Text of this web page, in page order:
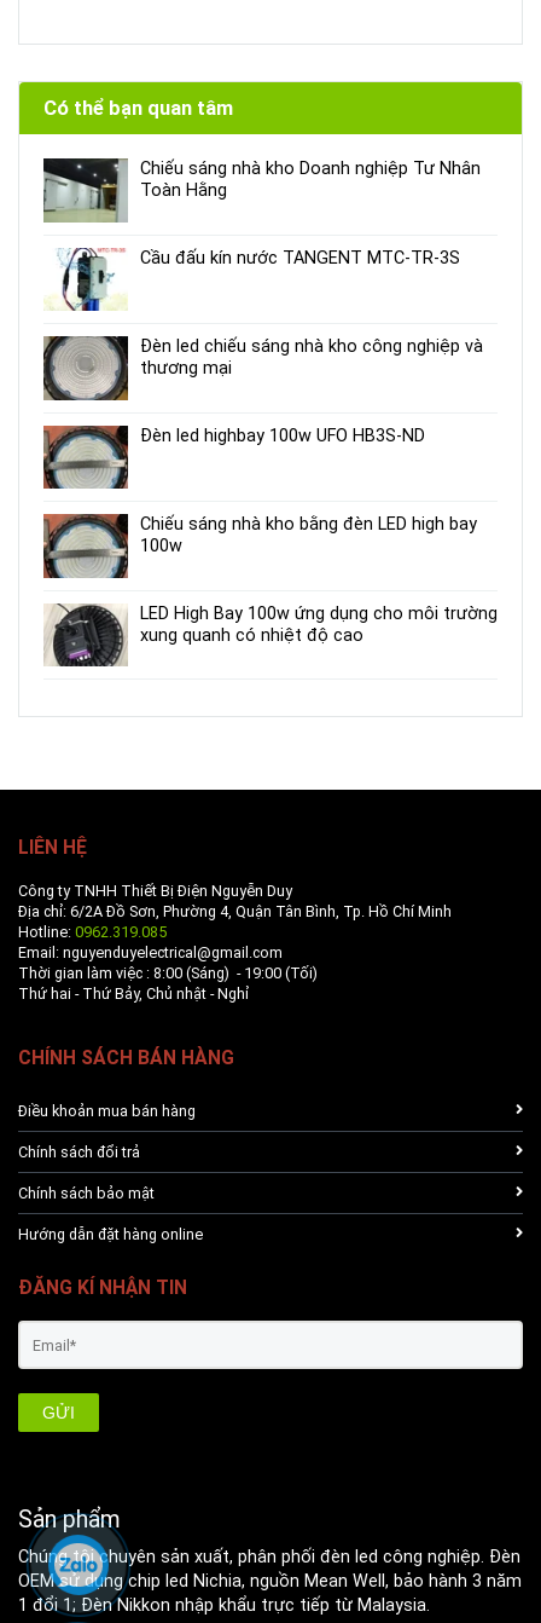
Sản phẩm
Chúng tôi chuyên sản xuất, phân phối đèn led công nghiệp. Đèn
OEM sử dụng chip led Nichia, nguồn Mean Well, bảo hành 3 năm
1 đổi 1; Đèn Nikkon nhập khẩu trực tiếp từ Malaysia.
LIÊN HỆ
Công ty TNHH Thiết Bị Điện Nguyễn Duy
Địa chỉ: 6/2A Đồ Sơn, Phường 4, Quận Tân Bình, Tp. Hồ Chí Minh
Hotline: 0962.319.085
Email: nguyenduyelectrical@gmail.com
Thời gian làm việc : 8:00 (Sáng) - 19:00 (Tối)
Thứ hai - Thứ Bảy, Chủ nhật - Nghỉ
CHÍNH SÁCH BÁN HÀNG
Điều khoản mua bán hàng
Chính sách đổi trả
Chính sách bảo mật
Hướng dẫn đặt hàng online
ĐĂNG KÍ NHẬN TIN
GỬI
Có thể bạn quan tâm
Chiếu sáng nhà kho Doanh nghiệp Tư Nhân
Toàn Hằng
Cầu đấu kín nước TANGENT MTC-TR-3S
Đèn led chiếu sáng nhà kho công nghiệp và
thương mại
Đèn led highbay 100w UFO HB3S-ND
Chiếu sáng nhà kho bằng đèn LED high bay
100w
LED High Bay 100w ứng dụng cho môi trường
xung quanh có nhiệt độ cao